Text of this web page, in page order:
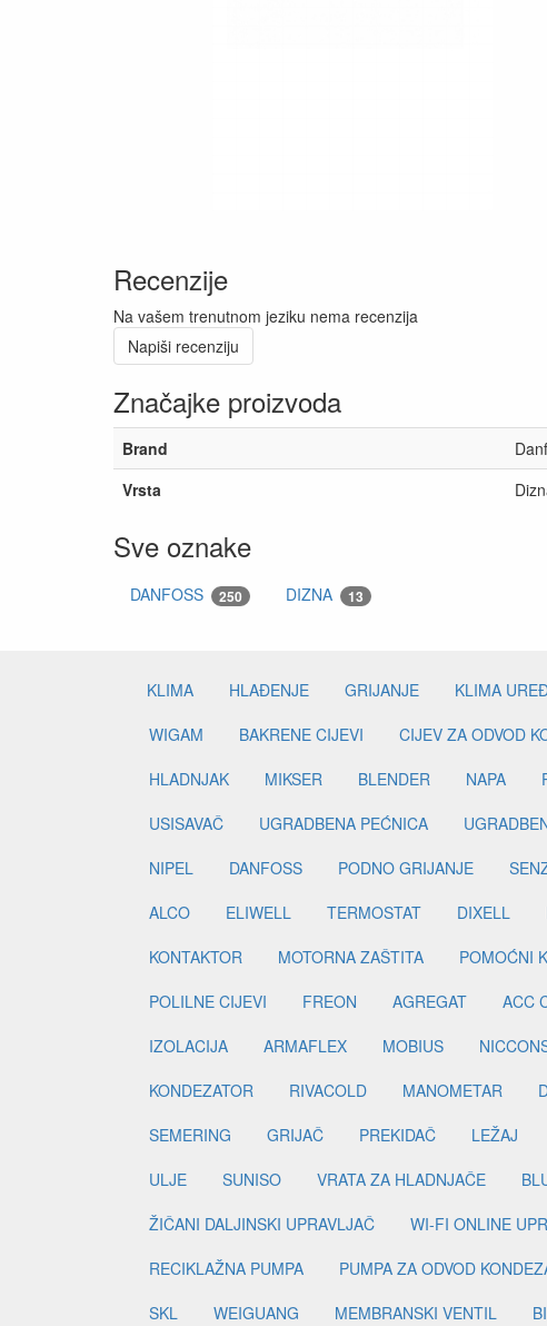
Recenzije
Na vašem trenutnom jeziku nema recenzija
Napiši recenziju
Značajke proizvoda
Brand
Vrsta
Sve oznake
DANFOSS 250 DIZNA 13
KLIMA HLAĐENJE GRIJANJE KLIMA
WIGAM
BAKRENE CIJEVI CIJEV ZA ODVOD
HLADNJAK
MIKSER BLENDER NAPA
USISAVAČ
UGRADBENA PEĆNICA
NIPEL
DANFOSS PODNO GRIJANJE
ALCO
ELIWELL TERMOSTAT DIXELL
KONTAKTOR
MOTORNA ZAŠTITA POMOĆNI
POLILNE CIJEVI
FREON AGREGAT ACC
IZOLACIJA
ARMAFLEX MOBIUS
KONDEZATOR
RIVACOLD MANOMETAR
SEMERING
GRIJAČ PREKIDAČ LEŽAJ
ULJE
SUNISO VRATA ZA HLADNJAČE
ŽIČANI DALJINSKI UPRAVLJAČ
WI-FI ONLINE
RECIKLAŽNA PUMPA
PUMPA ZA ODVOD
SKL
WEIGUANG MEMBRANSKI VENTIL